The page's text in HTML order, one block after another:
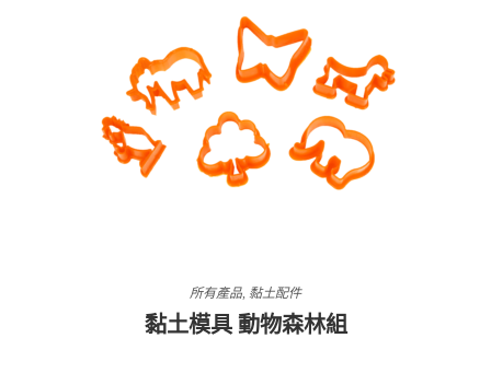
所有產品 黏土配件
黏土模具 動物森林組